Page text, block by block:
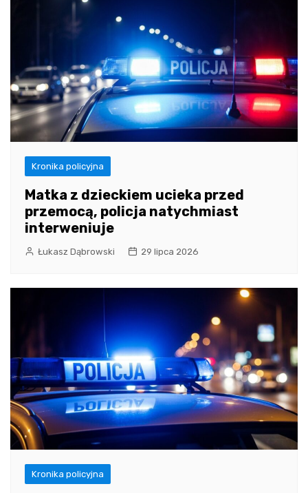
Kronika policyjna
Matka z dzieckiem ucieka przed
przemocą, policja natychmiast
interweniuje
Łukasz Dąbrowski 29 lipca 2026
Kronika policyjna